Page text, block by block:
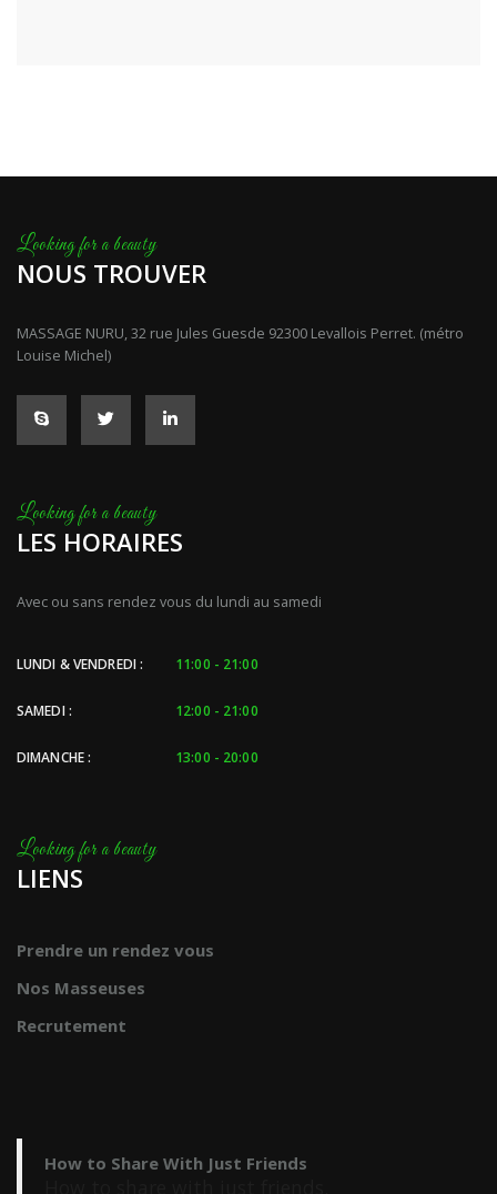
NOUS TROUVER
MASSAGE NURU, 32 rue Jules Guesde 92300 Levallois Perret. (métro
Louise Michel)
LES HORAIRES
Avec ou sans rendez vous du lundi au samedi
LUNDI & VENDREDI : 11:00 - 21:00
SAMEDI : 12:00 - 21:00
DIMANCHE : 13:00 - 20:00
LIENS
Prendre un rendez vous
Nos Masseuses
Recrutement
How to Share With Just Friends